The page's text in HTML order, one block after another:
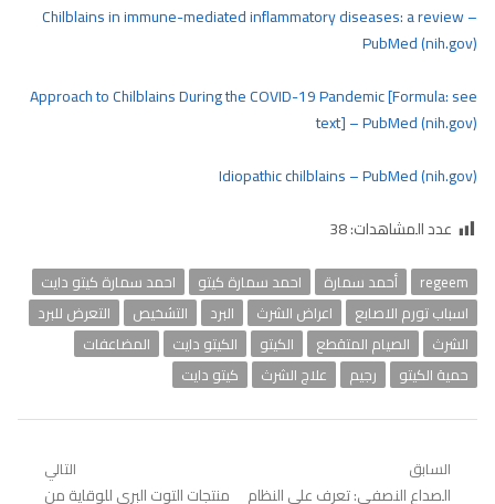
Chilblains in immune-mediated inflammatory diseases: a review –
PubMed (nih.gov)
Approach to Chilblains During the COVID-19 Pandemic [Formula: see
text] – PubMed (nih.gov)
Idiopathic chilblains – PubMed (nih.gov)
عدد المشاهدات:38
regeem أحمد سمارة احمد سمارة كيتو
احمد سمارة كيتو دايت
اسباب تورم الاصابع
اعراض الشرث البرد التشخيص
التعرض للبرد
الشرث
الصيام المتقطع الكيتو الكيتو دايت
المضاعفات
حمية الكيتو
رجيم علاج الشرث كيتو دايت
تصفّح
السابق
Previous
الصداع النصفي: تعرف على النظام
التالي
Next
منتجات التوت البري للوقاية من